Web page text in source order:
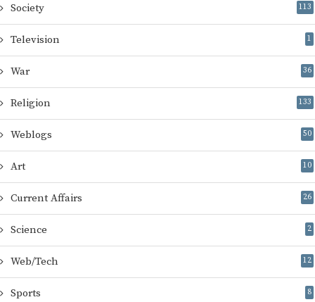
Society 113
Television 1
War 36
Religion 133
Weblogs 50
Art 10
Current Affairs 26
Science 2
Web/Tech 12
Sports 8